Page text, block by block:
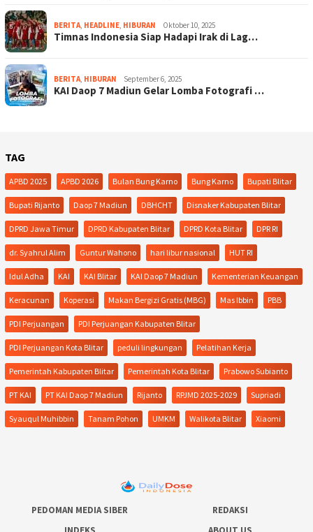
BERITA HEADLINE HIBURAN Oktober 10, 2025
Timnas Indonesia Siap Hadapi Irak di Lag…
BERITA HIBURAN September 6, 2025
KAI Daop 7 Madiun Gelar Lomba Fotografi …
TAG
APBD 2025 APBD 2026 Bulan Bung Karno Bung Karno Bupati Blitar
Bupati Rijanto Daop 7 Madiun DBHCHT Disnaker Kabupaten Blitar
DPRD Jawa Timur DPRD Kabupaten Blitar DPRD Kota Blitar DPR RI
dr. Syahrul Alim Guntur Wahono hari libur nasional HUT RI
Idul Adha KAI KAI Blitar KAI Daop 7 Madiun Kementerian Keuangan
Keracunan Koperasi Makan Bergizi Gratis (MBG) Mas Ibbin PBB
PDI Perjuangan PDI Perjuangan Kabupaten Blitar
PDI Perjuangan Kota Blitar peduli lingkungan Pelatihan Kerja
Pemerintah Kabupaten Blitar Pemerintah Kota Blitar Prabowo Subianto
PT KAI PT KAI Daop 7 Madiun Rijanto RPJMD 2025-2029 Supriadi
Syauqul Muhibbin Tanam Pohon UMKM Walikota Blitar Xiaomi
PEDOMAN MEDIA SIBER
REDAKSI